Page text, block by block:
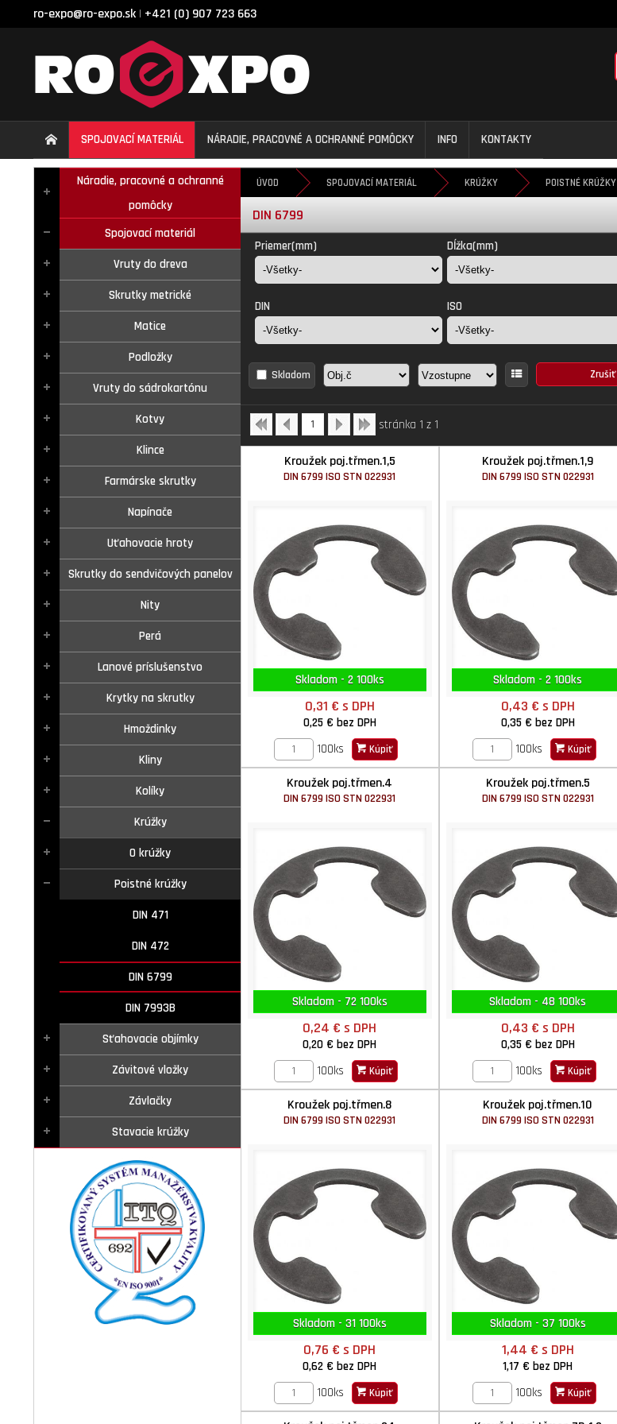
ro-expo@ro-expo.sk | +421 (0) 907 723 663
SPOJOVACÍ MATERIÁL NÁRADIE, PRACOVNÉ A OCHRANNÉ POMÔCKY INFO KONTAKTY
Náradie, pracovné a ochranné
pomôcky
Spojovací materiál
Vruty do dreva
Skrutky metrické
Matice
Podložky
Vruty do sádrokartónu
Kotvy
Klince
Farmárske skrutky
Napínače
Uťahovacie hroty
Skrutky do sendvičových panelov
Nity
Perá
Lanové príslušenstvo
Krytky na skrutky
Hmoždinky
Kliny
Kolíky
Krúžky
O krúžky
Poistné krúžky
DIN 471
DIN 472
DIN 6799
DIN 7993B
Sťahovacie objímky
Závitové vložky
Závlačky
Stavacie krúžky
ÚVOD SPOJOVACÍ MATERIÁL KRÚŽKY POISTNÉ KRÚŽKY
DIN 6799
Priemer(mm) Dĺžka(mm)
DIN ISO
Skladom
1 stránka 1 z 1
Kroužek poj.třmen.1,5
DIN 6799 ISO STN 022931
Skladom - 2 100ks
0,31 € s DPH
0,25 € bez DPH
100ks
Kúpiť
Kroužek poj.třmen.1,9
DIN 6799 ISO STN 022931
Skladom - 2 100ks
0,43 € s DPH
0,35 € bez DPH
100ks
Kúpiť
Kroužek poj.třmen.4
DIN 6799 ISO STN 022931
Skladom - 72 100ks
0,24 €s DPH
0,20 €bez DPH
100ks
Kúpiť
Kroužek poj.třmen.5
DIN 6799 ISO STN 022931
Skladom - 48 100ks
0,43 € s DPH
0,35 € bez DPH
100ks
Kúpiť
Kroužek poj.třmen.8
DIN 6799 ISO STN 022931
Skladom - 31 100ks
0,76 €s DPH
0,62 €bez DPH
100ks
Kúpiť
Kroužek poj.třmen.10
DIN 6799 ISO STN 022931
Skladom - 37 100ks
1,44 € s DPH
1,17 €bez DPH
100ks
Kúpiť